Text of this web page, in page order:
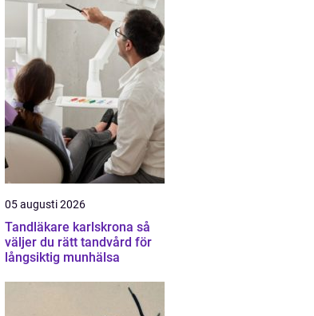
05 augusti 2026
Tandläkare karlskrona så
väljer du rätt tandvård för
långsiktig munhälsa